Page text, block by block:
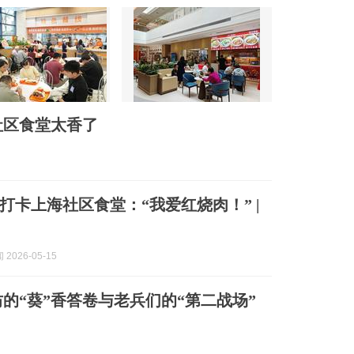
食堂太香了
卡上海社区食堂：“我爱红烧肉！” |
2026-05-15
“葵”香答卷与老兵们的“第二战场”